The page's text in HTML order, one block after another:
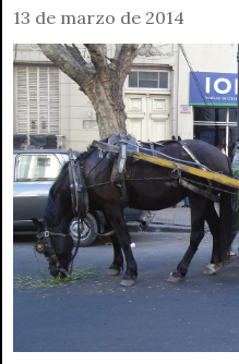
13 de marzo de 2014